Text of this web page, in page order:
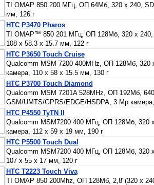
TI OMAP 850 200 МГц, ОП 64Мб, 320 х 240,
мм, 126 г
HTC P3470 Pharos
TI OMAP™ 850 201 МГц, ОП 128Мб, 320 х 240,
108 x 58.3 x 15.7 мм, 122 г
HTC P3650 Touch Cruise
Qualcomm MSM 7200 400MHz, ОП 128Мб, 320
камера, 110 х 58 х 15.5 мм, 130 г
HTC P3700 Touch Diamond
Qualcomm MSM 7201A 528MHz, ОП 192Мб,
GSM/UMTS/GPRS/EDGE/HSDPA, 3 Mp
HTC P4550 TyTN II
Qualcomm MSM7200 400 МГц, ОП 128Мб, 320
камера, 112 x 59 x 19 мм, 190 г
HTC P5500 Touch Dual
Qualcomm MSM7200 400 МГц, ОП 128Мб, 320
107 x 55 x 17 мм, 120 г
HTC T2223 Touch Viva
TI OMAP 850 200Mhz, ОП 128Мб, 2,8"(320 х